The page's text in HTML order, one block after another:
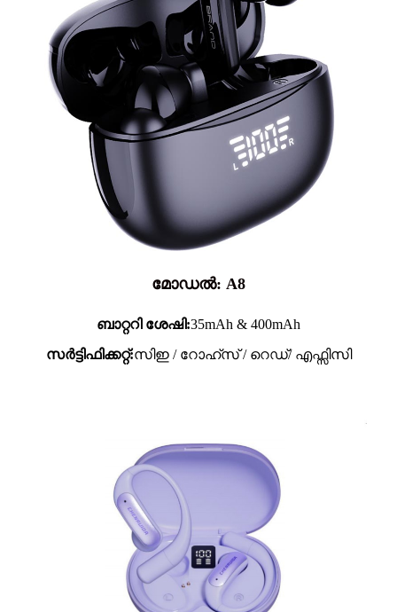
മോഡൽ: A8
ബാറ്ററി ശേഷി:35mAh & 400mAh
സർട്ടിഫിക്കറ്റ്:സിഇ / റോഹ്സ് / റെഡ്/ എഫ്സിസി